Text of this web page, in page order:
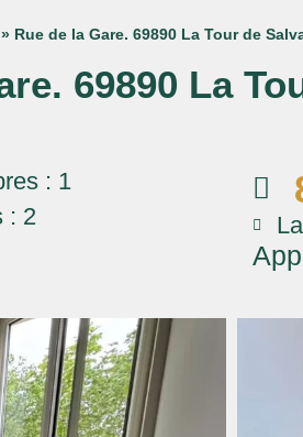
» Rue de la Gare. 69890 La Tour de
69890 La
: 1
: 2